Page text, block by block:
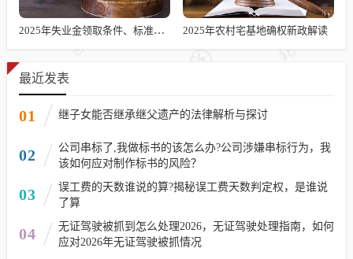
2025年失业金领取条件、标准及发放时长解析 2025年农村宅基地确权新政解读
最近发表
01 继子女能否继承继父遗产的法律解析与探讨
02
公司串标了,我做标书的该怎么办?公司涉嫌串标行为，我
该如何应对制作标书的风险？
03
误工费的天数谁说的算?揭秘误工费天数判定权，是谁说
了算
04
无证驾驶被抓到怎么处理2026，无证驾驶处理指南，如何
应对2026年无证驾驶被抓情况